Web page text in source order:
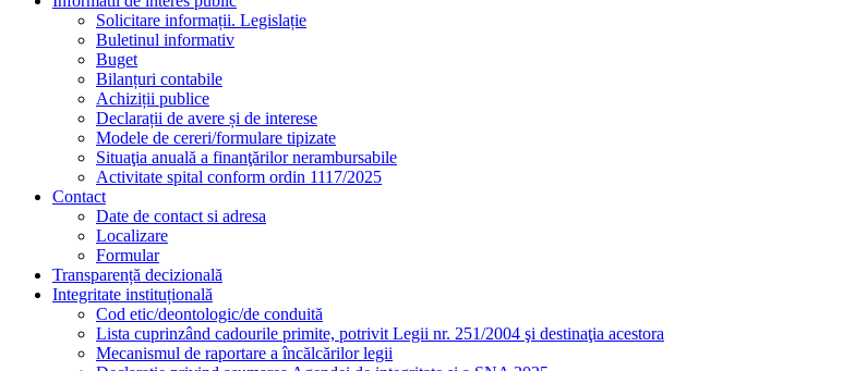
Solicitare informații. Legislație
Buletinul informativ
Buget
Bilanțuri contabile
Achiziții publice
Declarații de avere și de interese
Modele de cereri/formulare tipizate
Situaţia anuală a finanţărilor nerambursabile
Activitate spital conform ordin 1117/2025
Contact
Date de contact si adresa
Localizare
Formular
Transparență decizională
Integritate instituțională
Cod etic/deontologic/de conduită
Lista cuprinzând cadourile primite, potrivit Legii nr. 251/2004 şi destinaţia acestora
Mecanismul de raportare a încălcărilor legii